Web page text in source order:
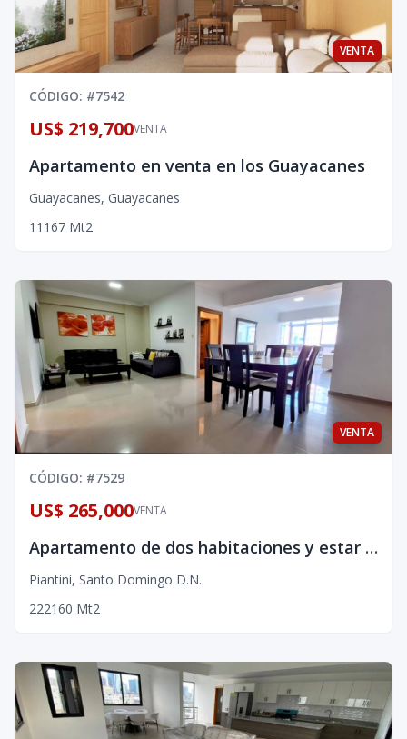
VENTA
CÓDIGO: #7542
VENTA
US$ 219,700
Apartamento en venta en los Guayacanes
Guayacanes, Guayacanes
1 1 167 Mt2
VENTA
CÓDIGO: #7529
VENTA
US$ 265,000
Apartamento de dos habitaciones y estar en venta en Piantini
Piantini, Santo Domingo D.N.
222160 Mt2